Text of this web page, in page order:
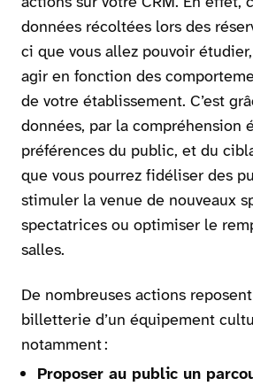
données récoltées lors des
ci que vous allez pouvoir
agir en fonction des
de votre établissement. C’est
données, par la compréhension
préférences du public, et du
que vous pourrez fidéliser des
stimuler la venue de nouveaux
spectatrices ou optimiser le
salles.
De nombreuses actions
billetterie d’un équipement
notamment :
Proposer au public un